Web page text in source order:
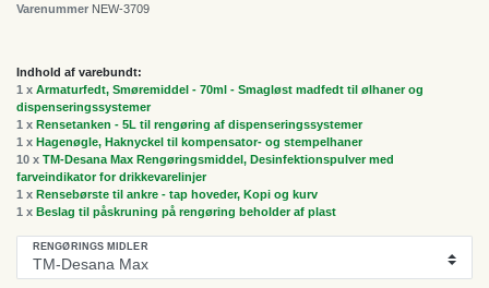
Varenummer NEW-3709
Indhold af varebundt:
1 x Armaturfedt, Smøremiddel - 70ml - Smagløst madfedt til ølhaner og
dispenseringssystemer
1 x Rensetanken - 5L til rengøring af dispenseringssystemer
1 x Hagenøgle, Haknyckel til kompensator- og stempelhaner
10 x TM-Desana Max Rengøringsmiddel, Desinfektionspulver med
farveindikator for drikkevarelinjer
1 x Rensebørste til ankre - tap hoveder, Kopi og kurv
1 x Beslag til påskruning på rengøring beholder af plast
RENGØRINGS MIDLER